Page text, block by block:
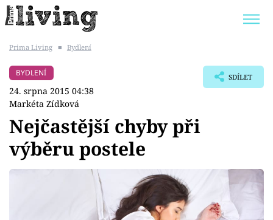
BYDLENÍ SLAVNÝCH
Témata
Prima Living ■ Bydlení
BYDLENÍ
24. srpna 2015 04:38
Markéta Zídková
SDÍLET
Nejčastější chyby při
výběru postele